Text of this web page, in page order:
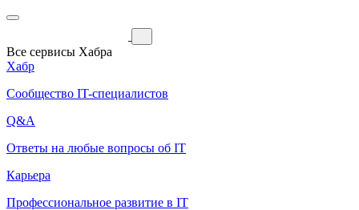
Все сервисы Хабра
Хабр
Сообщество IT-специалистов
Q&A
Ответы на любые вопросы об IT
Карьера
Профессиональное развитие в IT